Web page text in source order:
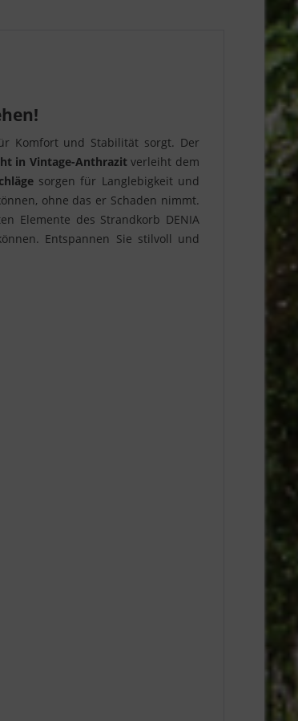
Komfort und Stabilität sorgt. Der
in Vintage-Anthrazitverleiht dem
sorgen für Langlebigkeit und
ohne das er Schaden nimmt.
Elemente des Strandkorb DENIA
Entspannen Sie stilvoll und